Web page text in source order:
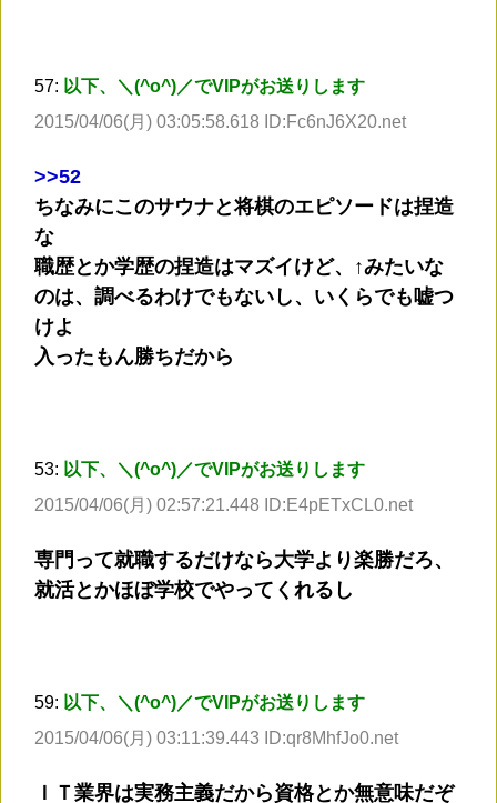
57: 以下、＼(^o^)／でVIPがお送りします
2015/04/06(月) 03:05:58.618 ID:Fc6nJ6X20.net
>>52
ちなみにこのサウナと将棋のエピソードは捏造
な
職歴とか学歴の捏造はマズイけど、↑みたいな
のは、調べるわけでもないし、いくらでも嘘つ
けよ
入ったもん勝ちだから
53: 以下、＼(^o^)／でVIPがお送りします
2015/04/06(月) 02:57:21.448 ID:E4pETxCL0.net
専門って就職するだけなら大学より楽勝だろ、
就活とかほぼ学校でやってくれるし
59: 以下、＼(^o^)／でVIPがお送りします
2015/04/06(月) 03:11:39.443 ID:qr8MhfJo0.net
ＩＴ業界は実務主義だから資格とか無意味だぞ